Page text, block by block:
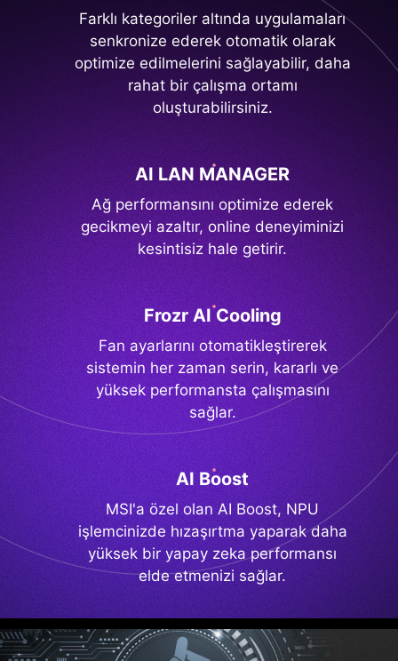
Farklı kategoriler altında uygulamaları
senkronize ederek otomatik olarak
optimize edilmelerini sağlayabilir, daha
rahat bir çalışma ortamı
oluşturabilirsiniz.
AI LAN MANAGER
Ağ performansını optimize ederek
gecikmeyi azaltır, online deneyiminizi
kesintisiz hale getirir.
Frozr AI Cooling
Fan ayarlarını otomatikleştirerek
sistemin her zaman serin, kararlı ve
yüksek performansta çalışmasını
sağlar.
AI Boost
MSI'a özel olan AI Boost, NPU
işlemcinizde hızaşırtma yaparak daha
yüksek bir yapay zeka performansı
elde etmenizi sağlar.